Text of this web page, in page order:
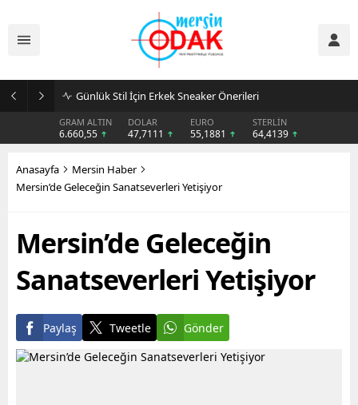
Günlük Stil İçin Erkek Sneaker Önerileri
GRAM ALTIN
6.660,55
DOLAR
47,7111
EURO
55,1881
STERLİN
64,4139
Anasayfa
Mersin Haber
Mersin’de Geleceğin Sanatseverleri Yetişiyor
Mersin’de Geleceğin
Sanatseverleri Yetişiyor
Paylaş Tweetle Gönder